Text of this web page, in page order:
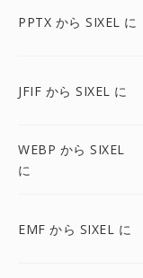
PPTX から SIXEL に
JFIF から SIXEL に
WEBP から SIXEL
に
EMF から SIXEL に